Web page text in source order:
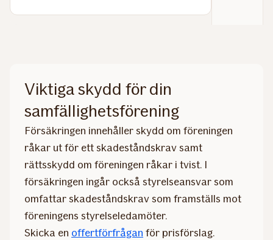
Viktiga skydd för din
samfällighetsförening
Försäkringen innehåller skydd om föreningen
råkar ut för ett skadeståndskrav samt
rättsskydd om föreningen råkar i tvist. I
försäkringen ingår också styrelseansvar som
omfattar skadeståndskrav som framställs mot
föreningens styrelseledamöter.
Skicka en offertförfrågan för prisförslag.